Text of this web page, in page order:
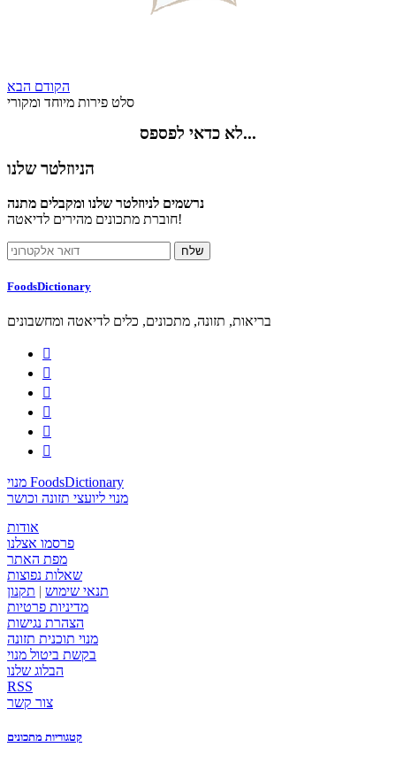
הקודם הבא
סלט פירות מיוחד ומקורי
לא כדאי לפספס...
הניוזלטר שלנו
נרשמים לניוזלטר שלנו ומקבלים מתנה
חוברת מתכונים מהירים לדיאטה!
FoodsDictionary
בריאות, תזונה, מתכונים, כלים לדיאטה ומחשבונים






מנוי FoodsDictionary
מנוי ליועצי תזונה וכושר
אודות
פרסמו אצלנו
מפת האתר
שאלות נפוצות
תנאי שימוש | תקנון
מדיניות פרטיות
הצהרת נגישות
מנוי תוכנית תזונה
בקשת ביטול מנוי
הבלוג שלנו
RSS
צור קשר
קטגוריות מתכונים